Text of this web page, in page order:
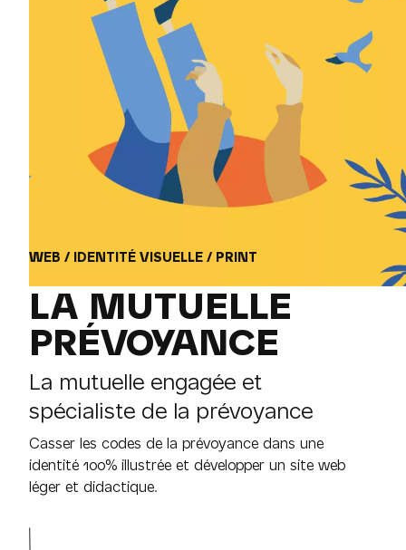
WEB / IDENTITÉ VISUELLE / PRINT
LA MUTUELLE
PRÉVOY­ANCE
La mutuelle engagée et
spécialiste de la prévoyance
Casser les codes de la prévoyance dans une
identité 100% illustrée et développer un site web
léger et didactique.